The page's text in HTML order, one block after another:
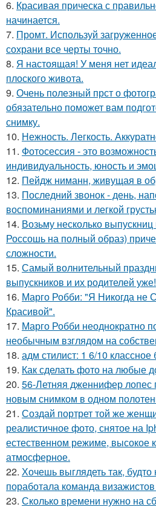
6. Красивая прическа с
начинается.
7. Промт. Используй
сохрани все черты точно.
8. Я настоящая! У меня нет
плоского живота.
9. Очень полезный прст о
обязательно поможет вам
снимку.
10. Нежность. Легкость.
11. Фотосессия - это
индивидуальность, юность и
12. Пейдж ниманн, живущая в
13. Последний звонок - день,
воспоминаниями и легкой
14. Возьму несколько
Россошь на полный образ)
сложности.
15. Самый волнительный
выпускников и их родителей уже!
16. Марго Робби: "Я Никогда не
Красивой".
17. Марго Робби неоднократно
необычным взглядом на
18. адм стилист: 1 6/10 классное
19. Как сделать фото на любые
20. 56-Летняя дженнифер лопес
новым снимком в одном
21. Создай портрет той же
реалистичное фото, снятое на
естественном режиме, высокое
атмосферное.
22. Хочешь выглядеть так,
поработала команда
23. Сколько времени нужно на